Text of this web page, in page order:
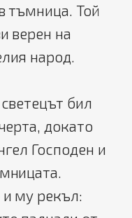
тъмница. Той
верен на
народ.
бил
докато
Господен и
му рекъл: